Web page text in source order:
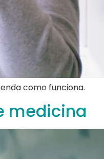
como funciona.
medicina